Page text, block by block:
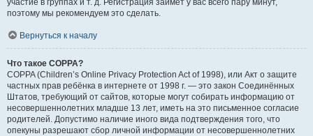
участие в группах и т. д. Регистрация займёт у вас всего пару минут,
поэтому мы рекомендуем это сделать.
Вернуться к началу
Что такое COPPA?
COPPA (Children’s Online Privacy Protection Act of 1998), или Акт о защите
частных прав ребёнка в интернете от 1998 г. — это закон Соединённых
Штатов, требующий от сайтов, которые могут собирать информацию от
несовершеннолетних младше 13 лет, иметь на это письменное согласие
родителей. Допустимо наличие иного вида подтверждения того, что
опекуны разрешают сбор личной информации от несовершеннолетних